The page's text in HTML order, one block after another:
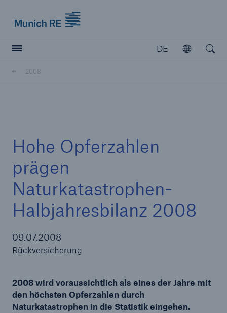
DE
Öffnen
2008
Hohe Opferzahlen
prägen
Naturkatastrophen-
Halbjahresbilanz 2008
09.07.2008
Rückversicherung
2008 wird voraussichtlich als eines der Jahre mit
den höchsten Opferzahlen durch
Naturkatastrophen in die Statistik eingehen.
Tech Trend Radar 2026
Our expert perspective for insurance